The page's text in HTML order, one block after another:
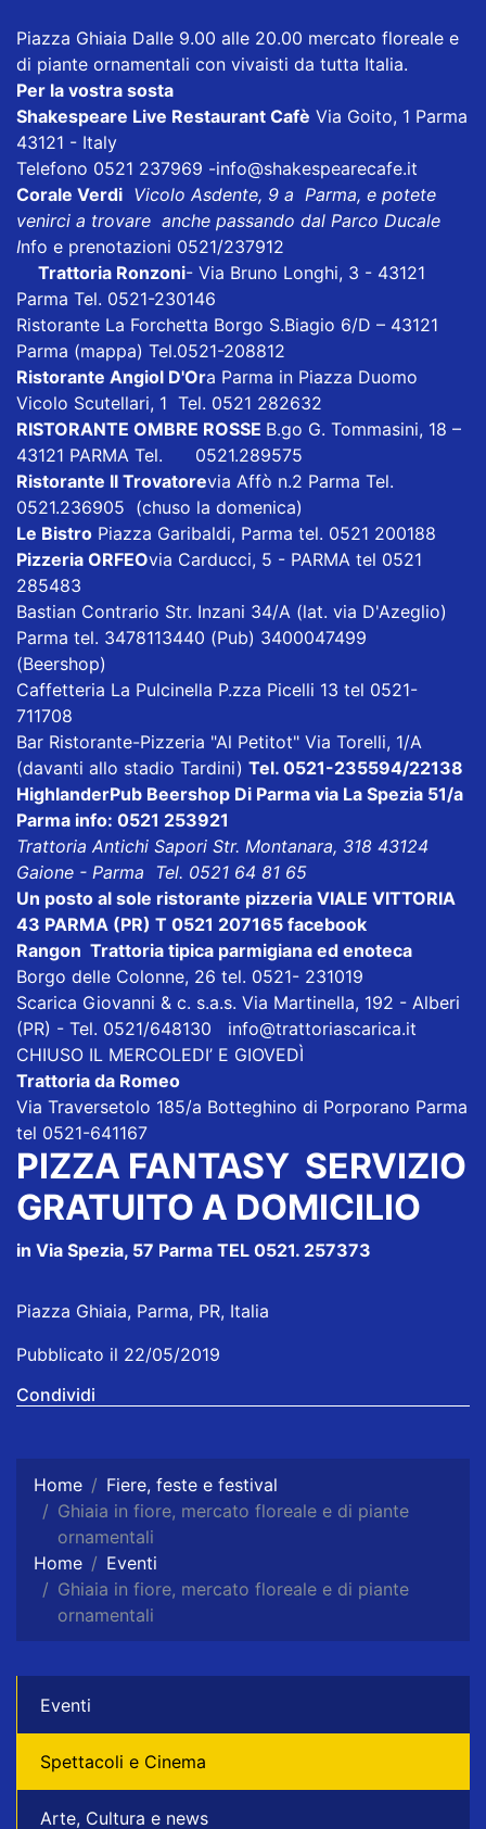
Piazza Ghiaia Dalle 9.00 alle 20.00 mercato floreale e
di piante ornamentali con vivaisti da tutta Italia.
Per la vostra sosta
Shakespeare Live Restaurant Cafè Via Goito, 1 Parma
43121 - Italy
Telefono 0521 237969 -info@shakespearecafe.it
Corale Verdi Vicolo Asdente, 9 a Parma, e potete
venirci a trovare anche passando dal Parco Ducale
Info e prenotazioni 0521/237912
Trattoria Ronzoni- Via Bruno Longhi, 3 - 43121
Parma Tel. 0521-230146
Ristorante La Forchetta Borgo S.Biagio 6/D – 43121
Parma (mappa) Tel.0521-208812
Ristorante Angiol D'Ora Parma in Piazza Duomo
Vicolo Scutellari, 1 Tel. 0521 282632
RISTORANTE OMBRE ROSSE B.go G. Tommasini, 18 –
43121 PARMA Tel. 0521.289575
Ristorante Il Trovatorevia Affò n.2 Parma Tel.
0521.236905 (chuso la domenica)
Le Bistro Piazza Garibaldi, Parma tel. 0521 200188
Pizzeria ORFEOvia Carducci, 5 - PARMA tel 0521
285483
Bastian Contrario Str. Inzani 34/A (lat. via D'Azeglio)
Parma tel. 3478113440 (Pub) 3400047499
(Beershop)
Caffetteria La Pulcinella P.zza Picelli 13 tel 0521-
711708
Bar Ristorante-Pizzeria "Al Petitot" Via Torelli, 1/A
(davanti allo stadio Tardini) Tel. 0521-235594/22138
HighlanderPub Beershop Di Parma via La Spezia 51/a
Parma info: 0521 253921
Trattoria Antichi Sapori Str. Montanara, 318 43124
Gaione - Parma Tel. 0521 64 81 65
Un posto al sole ristorante pizzeria VIALE VITTORIA
43 PARMA (PR) T 0521 207165 facebook
Rangon Trattoria tipica parmigiana ed enoteca
Borgo delle Colonne, 26 tel. 0521- 231019
Scarica Giovanni & c. s.a.s. Via Martinella, 192 - Alberi
(PR) - Tel. 0521/648130 info@trattoriascarica.it
CHIUSO IL MERCOLEDI’ E GIOVEDÌ
Trattoria da Romeo
Via Traversetolo 185/a Botteghino di Porporano Parma
tel 0521-641167
PIZZA FANTASY SERVIZIO
GRATUITO A DOMICILIO
in Via Spezia, 57 Parma TEL 0521. 257373
Piazza Ghiaia, Parma, PR, Italia
Pubblicato il 22/05/2019
Condividi
Home
Fiere, feste e festival
Ghiaia in fiore, mercato floreale e di piante
ornamentali
Home
Eventi
Ghiaia in fiore, mercato floreale e di piante
ornamentali
Eventi
Spettacoli e Cinema
Arte, Cultura e news